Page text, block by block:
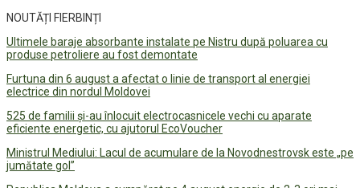
NOUTĂȚI FIERBINȚI
Ultimele baraje absorbante instalate pe Nistru după poluarea cu
produse petroliere au fost demontate
Furtuna din 6 august a afectat o linie de transport al energiei
electrice din nordul Moldovei
525 de familii și-au înlocuit electrocasnicele vechi cu aparate
eficiente energetic, cu ajutorul EcoVoucher
Ministrul Mediului: Lacul de acumulare de la Novodnestrovsk este „pe
jumătate gol”